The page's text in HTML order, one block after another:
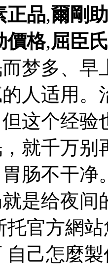
正品,爾剛
價格,屈臣
梦多、早
人适用。
这个经
就千万
肠不干净
是给夜
托官方網
自己怎麼